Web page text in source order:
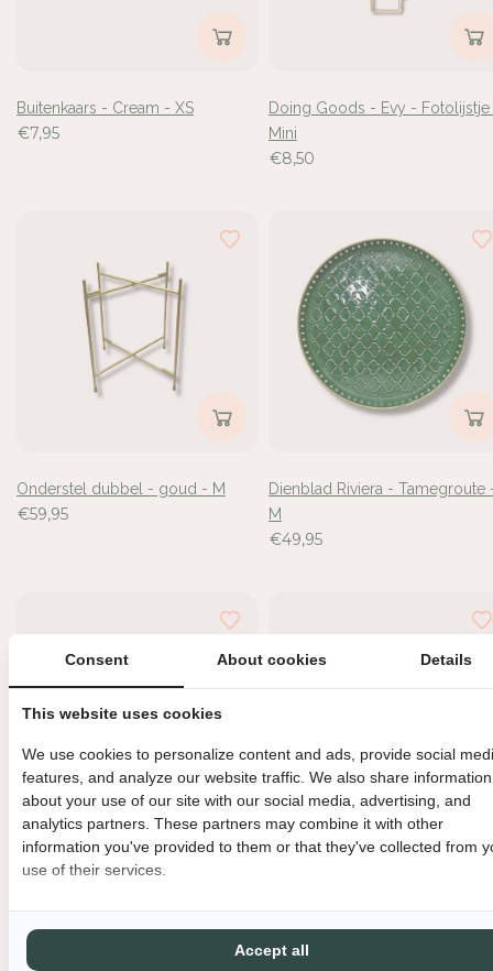
Buitenkaars - Cream - XS
€7,95
Doing Goods - Evy -
Mini
€8,50
Onderstel dubbel - goud - M
€59,95
Dienblad Riviera - Tamegroute
M
€49,95
HKliving espresso mug retro
Consent About cookies Details
This website uses cookies
We use cookies to personalize content and ads, provide social
features, and analyze our website traffic. We also share information
about your use of our site with our social media, advertising, and
analytics partners. These partners may combine it with other
information you've provided to them or that they've collected from
use of their services.
Accept all